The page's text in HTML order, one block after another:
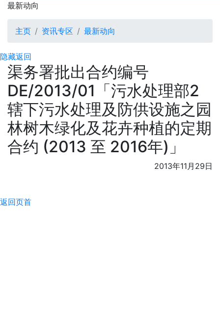
最新动向
最新动向
主页 资讯专区 最新动向
隐藏返回
渠务署批出合约编号
DE/2013/01「污水处理部2
辖下污水处理及防供设施之园
林树木绿化及花卉种植的定期
合约 (2013 至 2016年)」
2013年11月29日
返回页首